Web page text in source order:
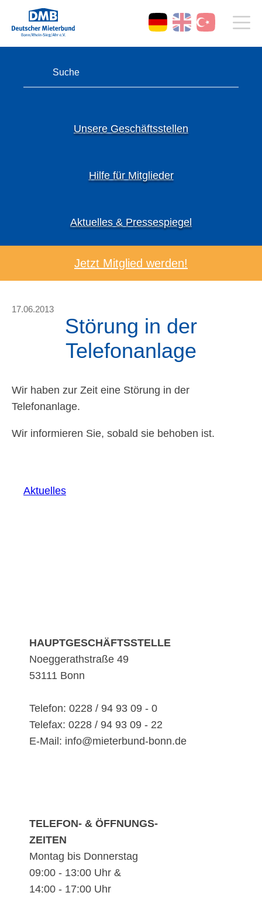
Unsere Geschäftsstellen
Hilfe für Mitglieder
Aktuelles & Pressespiegel
Jetzt Mitglied werden!
17.06.2013
Störung in der
Telefonanlage
Wir haben zur Zeit eine Störung in der
Telefonanlage.
Wir informieren Sie, sobald sie behoben ist.
Aktuelles
HAUPTGESCHÄFTSSTELLE
Noeggerathstraße 49
53111 Bonn
Telefon: 0228 / 94 93 09 - 0
Telefax: 0228 / 94 93 09 - 22
E-Mail: info@mieterbund-bonn.de
TELEFON- & ÖFFNUNGS-
ZEITEN
Montag bis Donnerstag
09:00 - 13:00 Uhr &
14:00 - 17:00 Uhr